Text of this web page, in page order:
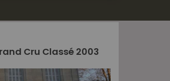
Cru Classé 2003